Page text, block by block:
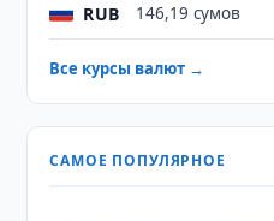
RUB 146,19 сумов
Все курсы валют →
САМОЕ ПОПУЛЯРНОЕ